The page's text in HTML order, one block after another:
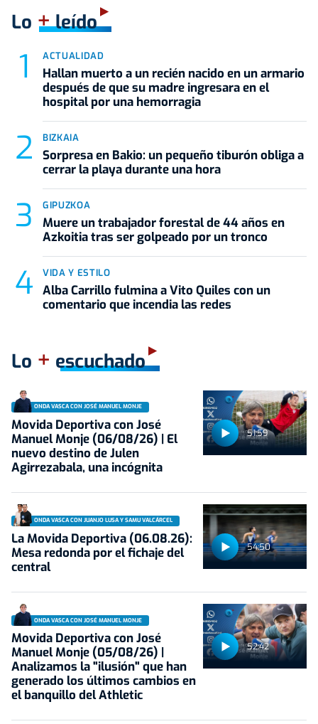
Lo +leído
ACTUALIDAD
Hallan muerto a un recién nacido en un armario
después de que su madre ingresara en el
hospital por una hemorragia
BIZKAIA
Sorpresa en Bakio: un pequeño tiburón obliga a
cerrar la playa durante una hora
GIPUZKOA
Muere un trabajador forestal de 44 años en
Azkoitia tras ser golpeado por un tronco
VIDA Y ESTILO
Alba Carrillo fulmina a Vito Quiles con un
comentario que incendia las redes
Lo + escuchado
51:59
ONDA VASCA CON JOSÉ MANUEL MONJE
Movida Deportiva con José
Manuel Monje (06/08/26) | El
nuevo destino de Julen
Agirrezabala, una incógnita
54:50
ONDA VASCA CON JUANJO LUSA Y SAMU VALCÁRCEL
La Movida Deportiva (06.08.26):
Mesa redonda por el fichaje del
central
52:42
ONDA VASCA CON JOSÉ MANUEL MONJE
Movida Deportiva con José
Manuel Monje (05/08/26) |
Analizamos la "ilusión" que han
generado los últimos cambios en
el banquillo del Athletic